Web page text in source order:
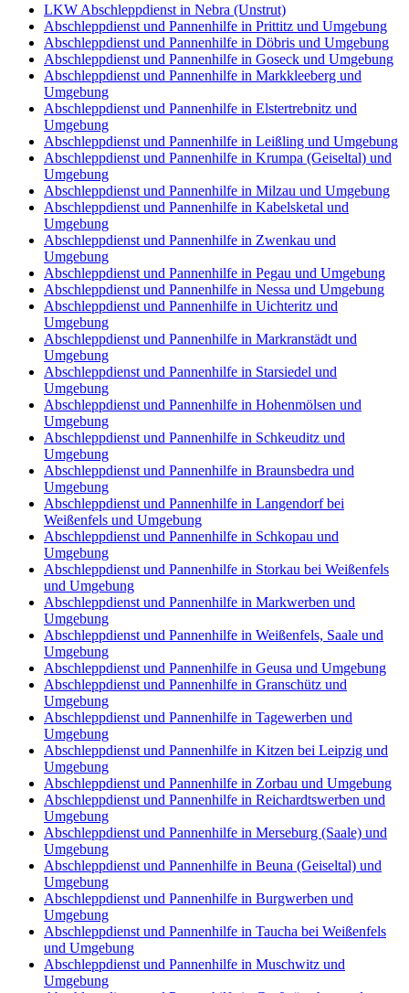
LKW Abschleppdienst in Nebra (Unstrut)
Abschleppdienst und Pannenhilfe in Prittitz und Umgebung
Abschleppdienst und Pannenhilfe in Döbris und Umgebung
Abschleppdienst und Pannenhilfe in Goseck und Umgebung
Abschleppdienst und Pannenhilfe in Markkleeberg und
Umgebung
Abschleppdienst und Pannenhilfe in Elstertrebnitz und
Umgebung
Abschleppdienst und Pannenhilfe in Leißling und Umgebung
Abschleppdienst und Pannenhilfe in Krumpa (Geiseltal) und
Umgebung
Abschleppdienst und Pannenhilfe in Milzau und Umgebung
Abschleppdienst und Pannenhilfe in Kabelsketal und
Umgebung
Abschleppdienst und Pannenhilfe in Zwenkau und
Umgebung
Abschleppdienst und Pannenhilfe in Pegau und Umgebung
Abschleppdienst und Pannenhilfe in Nessa und Umgebung
Abschleppdienst und Pannenhilfe in Uichteritz und
Umgebung
Abschleppdienst und Pannenhilfe in Markranstädt und
Umgebung
Abschleppdienst und Pannenhilfe in Starsiedel und
Umgebung
Abschleppdienst und Pannenhilfe in Hohenmölsen und
Umgebung
Abschleppdienst und Pannenhilfe in Schkeuditz und
Umgebung
Abschleppdienst und Pannenhilfe in Braunsbedra und
Umgebung
Abschleppdienst und Pannenhilfe in Langendorf bei
Weißenfels und Umgebung
Abschleppdienst und Pannenhilfe in Schkopau und
Umgebung
Abschleppdienst und Pannenhilfe in Storkau bei Weißenfels
und Umgebung
Abschleppdienst und Pannenhilfe in Markwerben und
Umgebung
Abschleppdienst und Pannenhilfe in Weißenfels, Saale und
Umgebung
Abschleppdienst und Pannenhilfe in Geusa und Umgebung
Abschleppdienst und Pannenhilfe in Granschütz und
Umgebung
Abschleppdienst und Pannenhilfe in Tagewerben und
Umgebung
Abschleppdienst und Pannenhilfe in Kitzen bei Leipzig und
Umgebung
Abschleppdienst und Pannenhilfe in Zorbau und Umgebung
Abschleppdienst und Pannenhilfe in Reichardtswerben und
Umgebung
Abschleppdienst und Pannenhilfe in Merseburg (Saale) und
Umgebung
Abschleppdienst und Pannenhilfe in Beuna (Geiseltal) und
Umgebung
Abschleppdienst und Pannenhilfe in Burgwerben und
Umgebung
Abschleppdienst und Pannenhilfe in Taucha bei Weißenfels
und Umgebung
Abschleppdienst und Pannenhilfe in Muschwitz und
Umgebung